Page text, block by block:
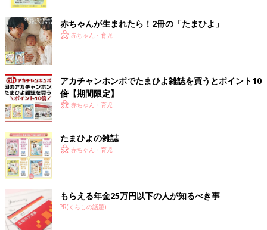
検証に参加したママやパパからは、次のような声が聞かれまし
た。
●締めつけ力が小さいおむつのほうが、リラックスして寝ていた
ような気がしました。
●締めつけ力が小さいおむつのほうが、目覚める頻度が少ないよ
うに感じました。
●夜中、必ず
授乳があったのに、締めつけ力が小さいおむつだ
と、夜、一度も起きなくてびっくりしました。
締めつけ力の差によるゴムのあと
赤ちゃんが生まれたら！2冊の「たまひよ」
赤ちゃん・育児
アカチャンホンポでたまひよ雑誌を買うとポイント10
倍【期間限定】
赤ちゃん・育児
たまひよの雑誌
赤ちゃん・育児
もらえる年金25万円以下の人が知るべき事
PR(くらしの話題)